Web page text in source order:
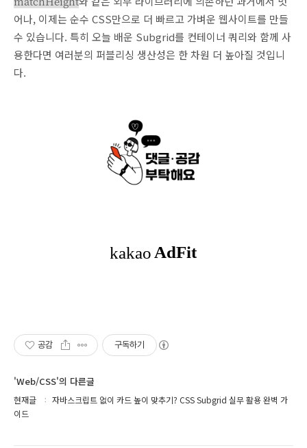
어나, 이제는 순수 CSS만으로 더 빠르고 가벼운 웹사이트를 만들
수 있습니다. 특히 오늘 배운 Subgrid를 컨테이너 쿼리와 함께 사
용한다면 여러분의 퍼블리싱 생산성은 한 차원 더 높아질 것입니
다.
공감 구독하기
'Web/CSS'의 다른글
현재글
자바스크립트 없이 카드 높이 맞추기? CSS Subgrid 실무 활용 완벽 가
이드